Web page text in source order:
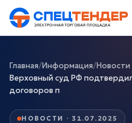
Главная/Информация/Новости
Верховный суд РФ
договоров п
НОВОСТИ · 31.07.2025